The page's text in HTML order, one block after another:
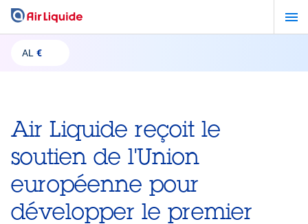
Aller
contenu
AL €
Air Liquide reçoit le
soutien de l'Union
européenne pour
développer le premier